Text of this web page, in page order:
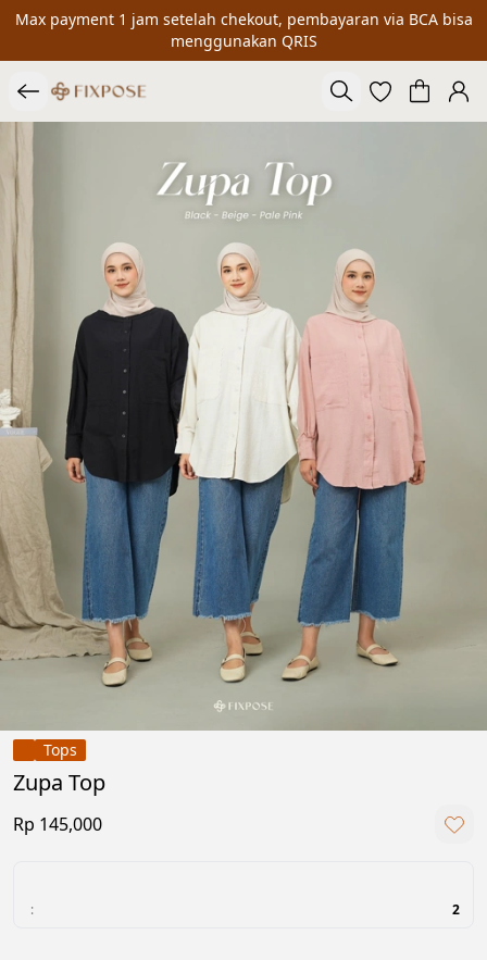
Max payment 1 jam setelah chekout, pembayaran via BCA bisa
menggunakan QRIS
Tops
Zupa Top
Rp 145,000
: 2